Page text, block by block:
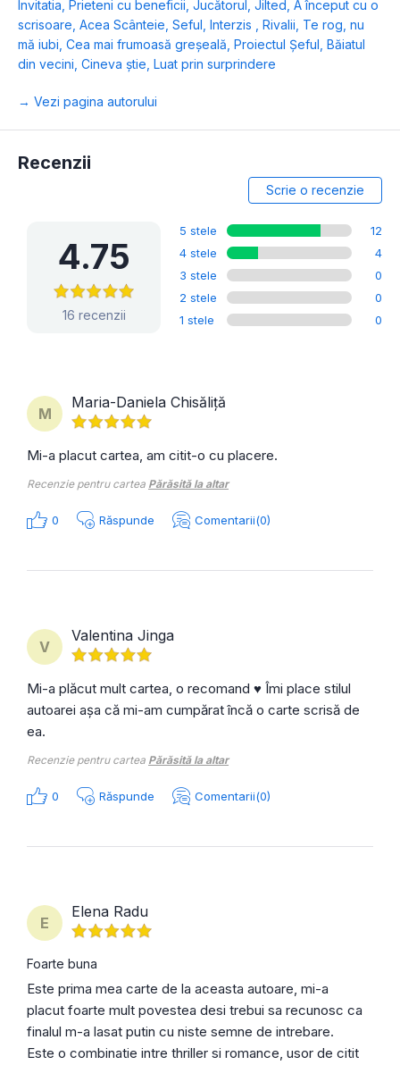
Invitatia Prieteni cu beneficii Jucătorul Jilted A început cu o
scrisoare Acea Scânteie Seful Interzis Rivalii Te rog, nu
mă iubi Cea mai frumoasă greșeală Proiectul Șeful Băiatul
din vecini Cineva știe Luat prin surprindere
→ Vezi pagina autorului
Recenzii
Scrie o recenzie
4.75
16 recenzii
5 stele
12
4 stele
4
3 stele
0
2 stele
0
1 stele
0
M
Maria-Daniela Chisăliță
Mi-a placut cartea, am citit-o cu placere.
Recenzie pentru cartea Părăsită la altar
0 Răspunde Comentarii(0)
V
Valentina Jinga
Mi-a plăcut mult cartea, o recomand ♥️ Îmi place stilul
autoarei așa că mi-am cumpărat încă o carte scrisă de
ea.
Recenzie pentru cartea Părăsită la altar
0 Răspunde Comentarii(0)
E
Elena Radu
Foarte buna
Este prima mea carte de la aceasta autoare, mi-a
placut foarte mult povestea desi trebui sa recunosc ca
finalul m-a lasat putin cu niste semne de intrebare.
Este o combinatie intre thriller si romance, usor de citit